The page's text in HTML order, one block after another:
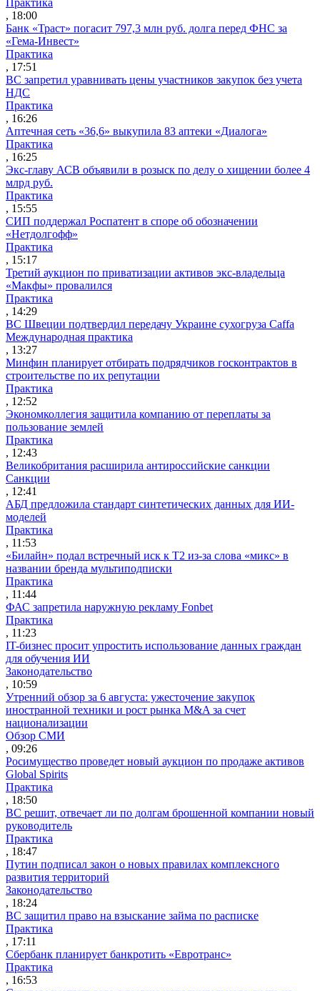
, 18:00
Банк «Траст» погасит 797,3 млн руб. долга перед ФНС за
«Гема-Инвест»
Практика
, 17:51
ВС запретил уравнивать цены участников закупок без учета
НДС
Практика
, 16:26
Аптечная сеть «36,6» выкупила 83 аптеки «Диалога»
Практика
, 16:25
Экс-главу АСВ объявили в розыск по делу о хищении более 4
млрд руб.
Практика
, 15:55
СИП поддержал Роспатент в споре об обозначении
«Нетдолгофф»
Практика
, 15:17
Третий аукцион по приватизации активов экс-владельца
«Макфы» провалился
Практика
, 14:29
ВС Швеции подтвердил передачу Украине сухогруза Caffa
Международная практика
, 13:27
Минфин планирует отбирать подрядчиков госконтрактов в
строительстве по их репутации
Практика
, 12:52
Экономколлегия защитила компанию от переплаты за
пользование землей
Практика
, 12:43
Великобритания расширила антироссийские санкции
Санкции
, 12:41
АБД предложила стандарт синтетических данных для ИИ-
моделей
Практика
, 11:53
«Билайн» подал встречный иск к Т2 из-за слова «микс» в
названии бренда мультиподписки
Практика
, 11:44
ФАС запретила наружную рекламу Fonbet
Практика
, 11:23
IT-бизнес просит упростить использование данных граждан
для обучения ИИ
Законодательство
, 10:59
Утренний обзор за 6 августа: ужесточение закупок
иностранной техники и рост рынка M&A за счет
национализации
Обзор СМИ
, 09:26
Росимущество проведет новый аукцион по продаже активов
Global Spirits
Практика
, 18:50
ВС решит, отвечает ли по долгам брошенной компании новый
руководитель
Практика
, 18:47
Путин подписал закон о новых правилах комплексного
развития территорий
Законодательство
, 18:24
ВС защитил право на взыскание займа по расписке
Практика
, 17:11
Сбербанк планирует банкротить «Евротранс»
Практика
, 16:53